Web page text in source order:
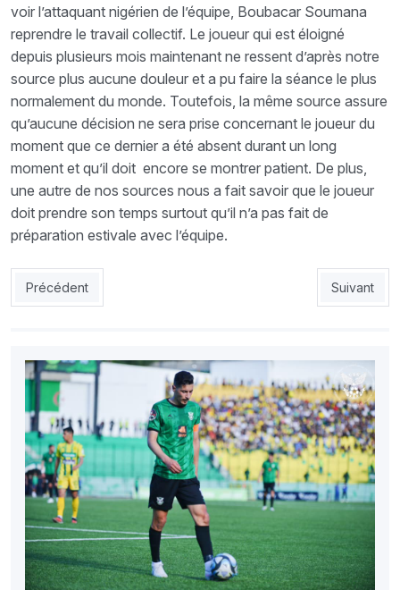
voir l’attaquant nigérien de l’équipe, Boubacar Soumana
reprendre le travail collectif. Le joueur qui est éloigné
depuis plusieurs mois maintenant ne ressent d’après notre
source plus aucune douleur et a pu faire la séance le plus
normalement du monde. Toutefois, la même source assure
qu’aucune décision ne sera prise concernant le joueur du
moment que ce dernier a été absent durant un long
moment et qu’il doit encore se montrer patient. De plus,
une autre de nos sources nous a fait savoir que le joueur
doit prendre son temps surtout qu’il n’a pas fait de
préparation estivale avec l’équipe.
Article précédent : USMA-JSS : L’USMA veut revenir sur le
Précédent Article
Suivant